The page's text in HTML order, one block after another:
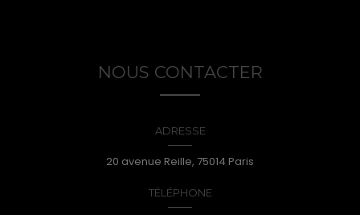
NOUS CONTACTER
ADRESSE
20 avenue Reille, 75014 Paris
TÉLÉPHONE